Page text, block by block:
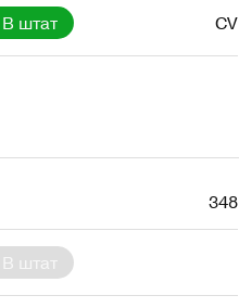
В штат CV
348
В штат